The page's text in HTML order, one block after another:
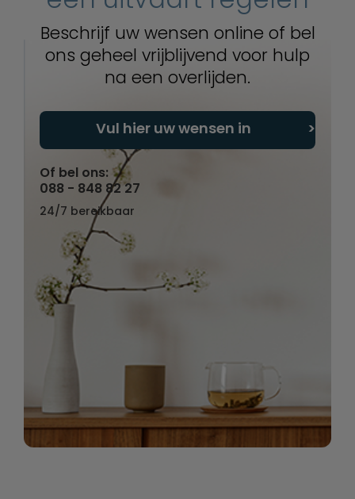
Beschrijf uw wensen online of bel
ons geheel vrijblijvend voor hulp
na een overlijden.
Vul hier uw wensen in
Of bel ons:
088 - 848 82 27
24/7 bereikbaar